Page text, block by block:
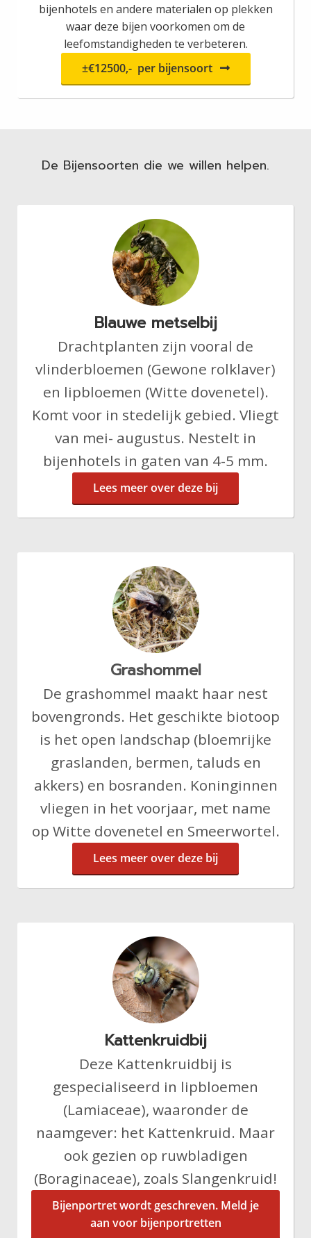
bijenhotels en andere materialen op plekken
waar deze bijen voorkomen om de
leefomstandigheden te verbeteren.
±€12500,- per bijensoort
De Bijensoorten die we willen helpen.
Blauwe metselbij
Drachtplanten zijn vooral de
vlinderbloemen (Gewone rolklaver)
en lipbloemen (Witte dovenetel).
Komt voor in stedelijk gebied. Vliegt
van mei- augustus. Nestelt in
bijenhotels in gaten van 4-5 mm.
Lees meer over deze bij
Grashommel
De grashommel maakt haar nest
bovengronds. Het geschikte biotoop
is het open landschap (bloemrijke
graslanden, bermen, taluds en
akkers) en bosranden. Koninginnen
vliegen in het voorjaar, met name
op Witte dovenetel en Smeerwortel.
Lees meer over deze bij
Kattenkruidbij
Deze Kattenkruidbij is
gespecialiseerd in lipbloemen
(Lamiaceae), waaronder de
naamgever: het Kattenkruid. Maar
ook gezien op ruwbladigen
(Boraginaceae), zoals Slangenkruid!
Bijenportret wordt geschreven. Meld je
aan voor bijenportretten